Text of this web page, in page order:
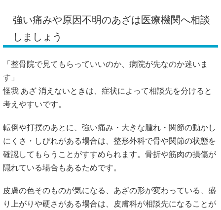
強い痛みや原因不明のあざは医療機関へ相談
しましょう
「整骨院で見てもらっていいのか、病院が先なのか迷いま
す」
怪我 あざ 消えないときは、症状によって相談先を分けると
考えやすいです。
転倒や打撲のあとに、強い痛み・大きな腫れ・関節の動かし
にくさ・しびれがある場合は、整形外科で骨や関節の状態を
確認してもらうことがすすめられます。骨折や筋肉の損傷が
隠れている場合もあるためです。
皮膚の色そのものが気になる、あざの形が変わっている、盛
り上がりや硬さがある場合は、皮膚科が相談先になることが